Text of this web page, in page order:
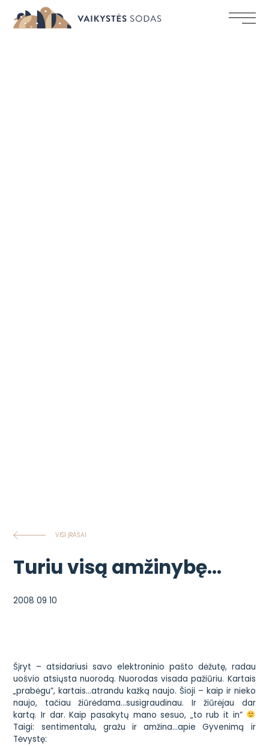
VISI ĮRAŠAI
Turiu visą amžinybę…
2008 09 10
Šįryt – atsidariusi savo elektroninio pašto dėžutę, radau
uošvio atsiųsta nuorodą. Nuorodas visada pažiūriu. Kartais
„prabėgu”, kartais…atrandu kažką naujo. Šioji – kaip ir nieko
naujo, tačiau žiūrėdama…susigraudinau. Ir žiūrėjau dar
kartą. Ir dar. Kaip pasakytų mano sesuo, „to rub it in”
Taigi: sentimentalu, gražu ir amžina…apie Gyvenimą ir
Tėvystę: